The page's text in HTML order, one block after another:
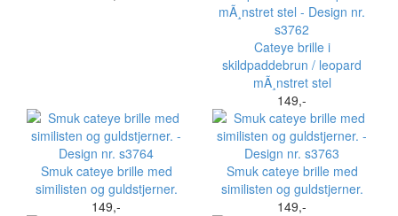
Cateye brille i
skildpaddebrun / leopard
mÃ¸nstret stel
149,-
Smuk cateye brille med
similisten og guldstjerner.
149,-
Smuk cateye brille med
similisten og guldstjerner.
149,-